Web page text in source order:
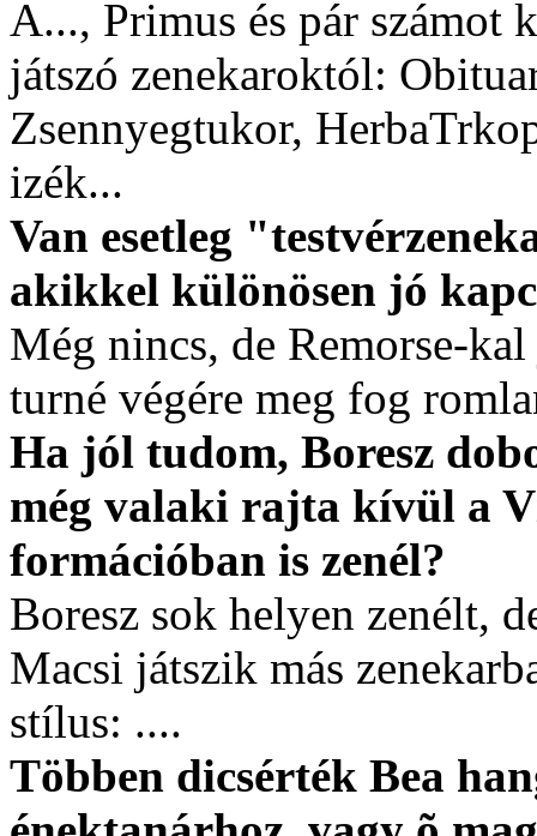
A..., Primus és pár számot
játszó zenekaroktól:
Zsennyegtukor,
izék...
Van esetleg
akikkel különösen jó
Még nincs, de Remorse-
turné végére meg fog
Ha jól tudom, Boresz
még valaki rajta kívül a
formációban is zenél?
Boresz sok helyen zenélt,
Macsi játszik más
stílus: ....
Többen dicsérték Bea